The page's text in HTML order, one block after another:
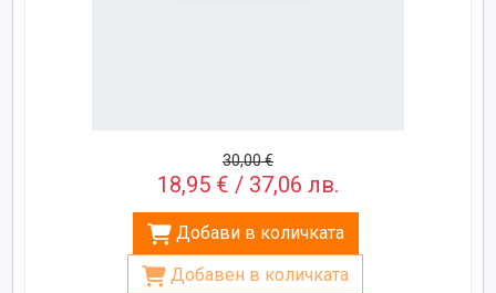
30,00 €
18,95 € / 37,06 лв.
Добави в количката
Добавен в количката